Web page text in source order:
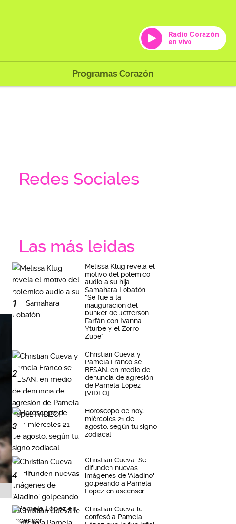
Radio Corazón
en vivo
Programas Corazón
Redes Sociales
Las más leidas
1
Melissa Klug revela el
motivo del polémico
audio a su hija
Samahara Lobatón:
"Se fue a la
inauguración del
búnker de Jefferson
Farfán con Ivanna
Yturbe y el Zorro
Zupe"
2
Christian Cueva y
Pamela Franco se
BESAN, en medio de
denuncia de agresión
de Pamela López
[VIDEO]
3
Horóscopo de hoy,
miércoles 21 de
agosto, según tu signo
zodiacal
4
Christian Cueva: Se
difunden nuevas
imágenes de 'Aladino'
golpeando a Pamela
López en ascensor
Christian Cueva le
confesó a Pamela